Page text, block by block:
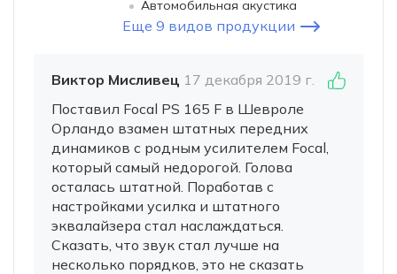
Автомобильная акустика
Еще 9 видов продукции
Виктор Мисливец 17 декабря 2019 г.
Поставил Focal PS 165 F в Шевроле
Орландо взамен штатных передних
динамиков c родным усилителем Focal,
который самый недорогой. Голова
осталась штатной. Поработав с
настройками усилка и штатного
эквалайзера стал наслаждаться.
Сказать, что звук стал лучше на
несколько порядков, это не сказать